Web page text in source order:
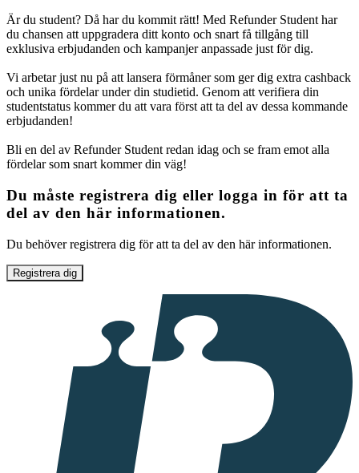
Är du student? Då har du kommit rätt! Med Refunder Student har
du chansen att uppgradera ditt konto och snart få tillgång till
exklusiva erbjudanden och kampanjer anpassade just för dig.
Vi arbetar just nu på att lansera förmåner som ger dig extra cashback
och unika fördelar under din studietid. Genom att verifiera din
studentstatus kommer du att vara först att ta del av dessa kommande
erbjudanden!
Bli en del av Refunder Student redan idag och se fram emot alla
fördelar som snart kommer din väg!
Du måste registrera dig eller logga in för att ta
del av den här informationen.
Du behöver registrera dig för att ta del av den här informationen.
Registrera dig